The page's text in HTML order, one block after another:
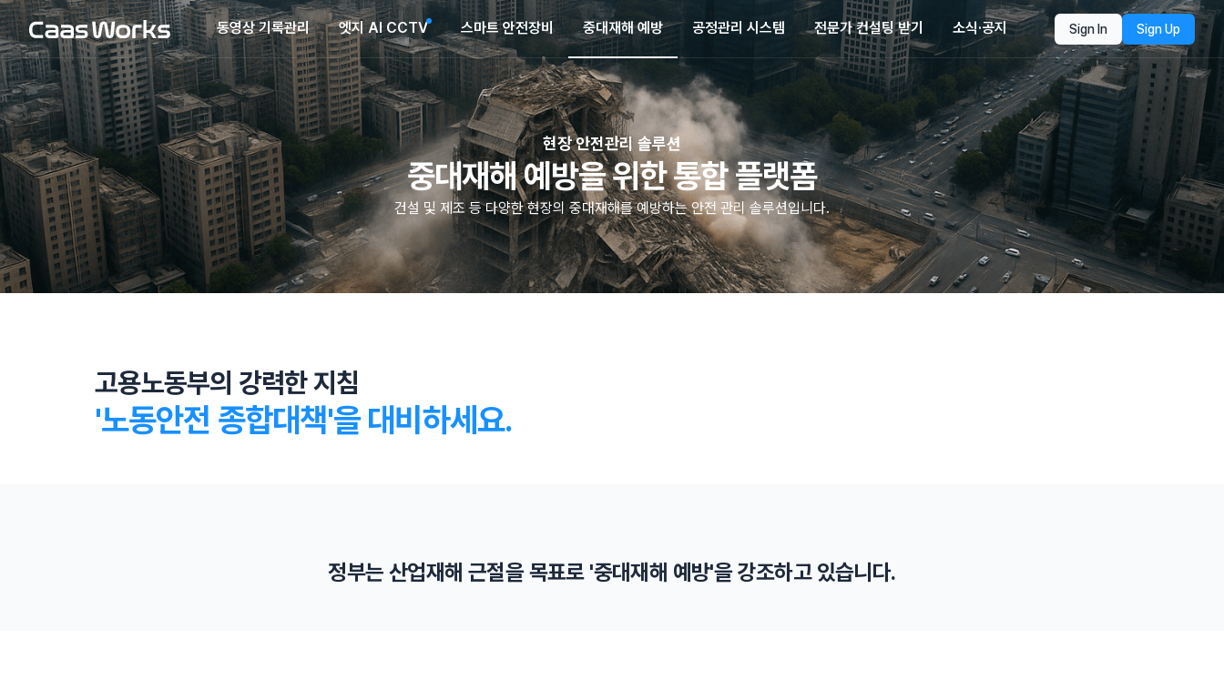
동영상 기록관리 엣지 AI CCTV 스마트 안전장비 중대재해 예방 공정관리 시스템 전문가 컨설팅 받기 소식·공지 Sign In Sign Up
현장 안전관리 솔루션
중대재해 예방을 위한 통합 플랫폼
건설 및 제조 등 다양한 현장의 중대재해를 예방하는 안전 관리 솔루션입니다.
고용노동부의 강력한 지침
'노동안전 종합대책'을 대비하세요.
외국인 근로자 고용 제한 중대재해 사건 무관용 원칙
정부는 산업재해 근절을 목표로 '중대재해 예방'을 강조하고 있습니다.